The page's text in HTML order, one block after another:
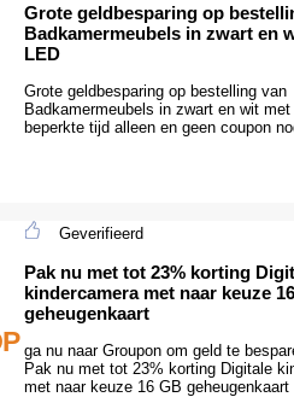
Grote geldbesparing op
Badkamermeubels in zwart en
LED
Grote geldbesparing op bestelling van
Badkamermeubels in zwart en wit met
beperkte tijd alleen en geen coupon
Geverifieerd
Pak nu met tot 23% korting
kindercamera met naar keuze
geheugenkaart
ga nu naar Groupon om geld te
Pak nu met tot 23% korting Digitale
met naar keuze 16 GB geheugenkaart